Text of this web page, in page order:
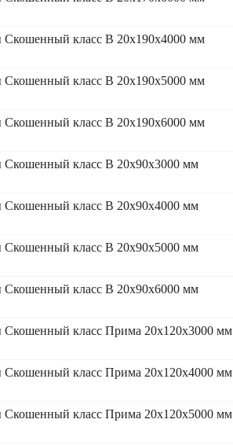
Скошенный класс В 20x190x4000 мм
Скошенный класс В 20x190x5000 мм
Скошенный класс В 20x190x6000 мм
Скошенный класс В 20x90x3000 мм
Скошенный класс В 20x90x4000 мм
Скошенный класс В 20x90x5000 мм
Скошенный класс В 20x90x6000 мм
Скошенный класс Прима 20x120x3000 мм
Скошенный класс Прима 20x120x4000 мм
Скошенный класс Прима 20x120x5000 мм